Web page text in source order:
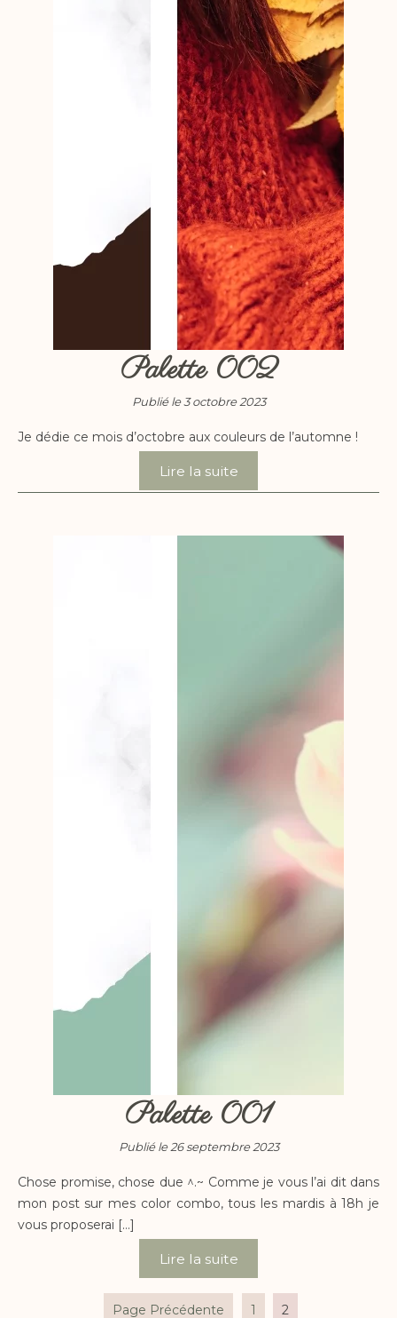
Palette 002
Publié le 3 octobre 2023
Je dédie ce mois d’octobre aux couleurs de l’automne !
Lire la suite
Palette 001
Publié le 26 septembre 2023
Chose promise, chose due ^.~ Comme je vous l’ai dit dans
mon post sur mes color combo, tous les mardis à 18h je
vous proposerai […]
Lire la suite
Page Précédente 1 2